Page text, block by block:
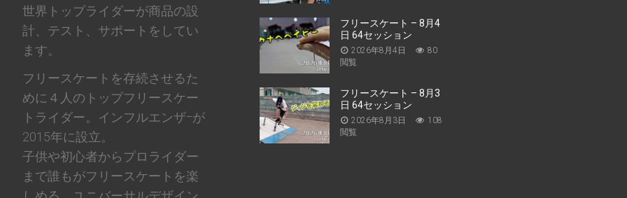
世界トップライダーが商品の設
計、テスト、サポートをしてい
ます。
フリースケートを存続させるた
めに４人のトップフリースケー
トライダー。インフルエンザｰが
2015年に設立。
子供や初心者からプロライダー
まで誰もがフリースケートを楽
フリースケート – 8月4
日 64セッション
2026年8月4日
80
閲覧
フリースケート – 8月3
日 64セッション
2026年8月3日
108
閲覧